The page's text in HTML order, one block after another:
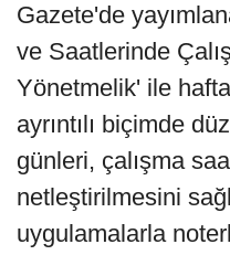
Gazete'de
ve Saatlerinde
Yönetmelik' ile
ayrıntılı biçimde
günleri, çalışma
netleştirilmesini
uygulamalarla